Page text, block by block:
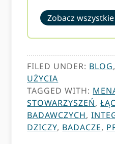
Zobacz
FILED UNDER: BLOG,
UŻYCIA
TAGGED WITH:
STOWARZYSZEŃ,
BADAWCZYCH,
DZICZY, BADACZE,